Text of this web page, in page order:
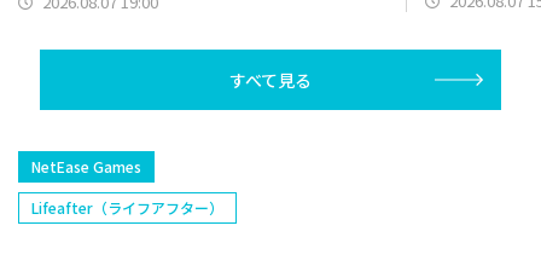
塁手)、持丸泰
捕手)など
すべて見る
NetEase Games
Lifeafter（ライフアフター）